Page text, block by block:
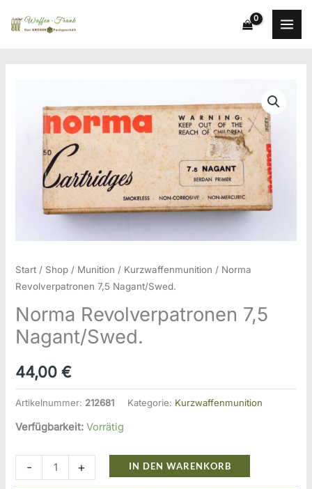
Inhalt
Start / Shop / Munition / Kurzwaffenmunition / Norma
Revolverpatronen 7,5 Nagant/Swed.
Norma Revolverpatronen 7,5
Nagant/Swed.
44,00€
Artikelnummer: 212681 Kategorie: Kurzwaffenmunition
Verfügbarkeit: Vorrätig
-
Revolverpatronen
+ IN DEN WARENKORB